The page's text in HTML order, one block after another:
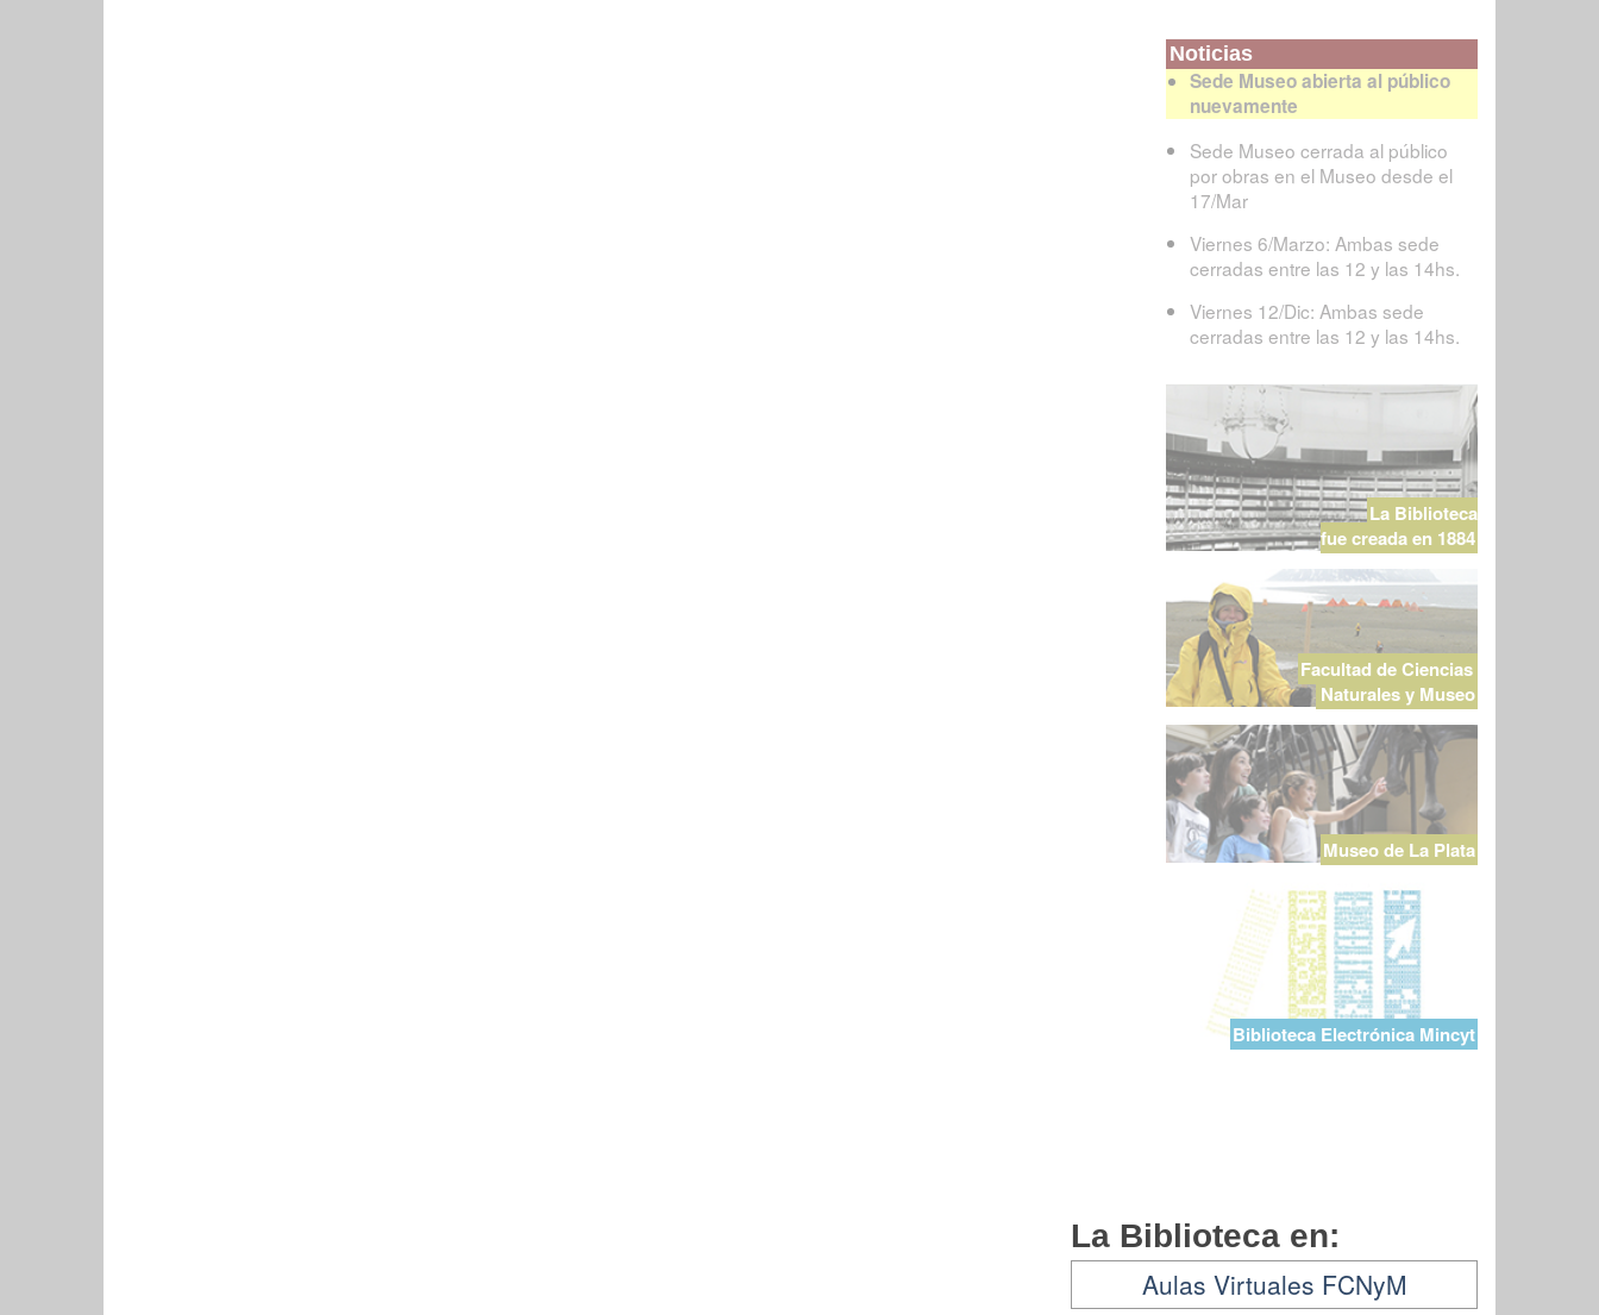
Noticias
Sede Museo abierta al público
nuevamente
Sede Museo cerrada al público
por obras en el Museo desde el
17/Mar
Viernes 6/Marzo: Ambas sede
cerradas entre las 12 y las 14hs.
Viernes 12/Dic: Ambas sede
cerradas entre las 12 y las 14hs.
La Biblioteca
fue creada en 1884
Facultad de Ciencias
Naturales y Museo
Museo de La Plata
Biblioteca Electrónica Mincyt
La Biblioteca en:
Aulas Virtuales FCNyM